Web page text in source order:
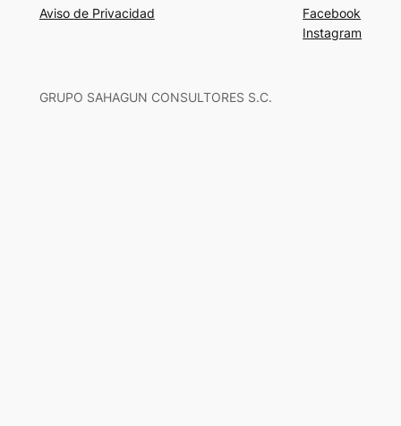
Aviso de Privacidad
Facebook
Instagram
GRUPO SAHAGUN CONSULTORES S.C.